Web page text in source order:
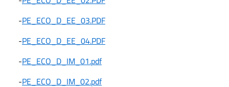
-PE_ECO_D_EE_03.PDF
-PE_ECO_D_EE_04.PDF
-PE_ECO_D_IM_01.pdf
-PE_ECO_D_IM_02.pdf